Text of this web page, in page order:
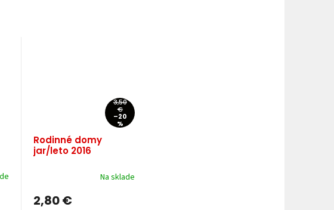
3,50
€
–20
%
Rodinné domy
jar/leto 2016
Na sklade
2,80 €